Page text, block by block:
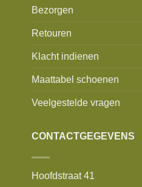
Bezorgen
Retouren
Klacht indienen
Maattabel schoenen
Veelgestelde vragen
CONTACTGEGEVENS
Hoofdstraat 41